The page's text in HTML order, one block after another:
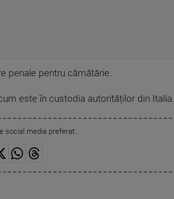
penale pentru cămătărie.
este în custodia autorităților din Italia.
social media preferat: